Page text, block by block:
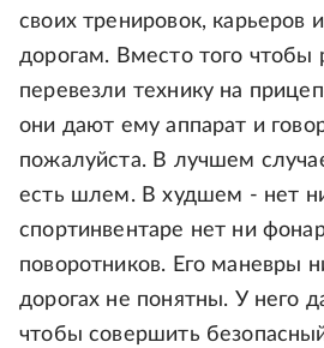
своих тренировок, карьеров
дорогам. Вместо того чтобы
перевезли технику на
они дают ему аппарат и
пожалуйста. В лучшем
есть шлем. В худшем - нет
спортинвентаре нет ни
поворотников. Его маневры
дорогах не понятны. У него
чтобы совершить